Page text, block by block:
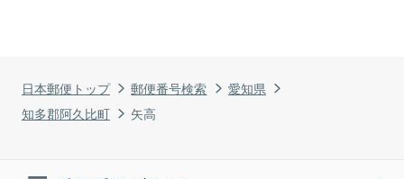
日本郵便トップ 郵便番号検索
愛知県
知多郡阿久比町
矢高